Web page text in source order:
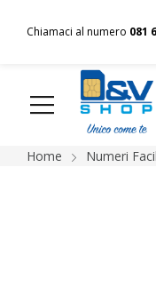
Chiamaci al numero 081
HOME Chi siamo
Home Numeri